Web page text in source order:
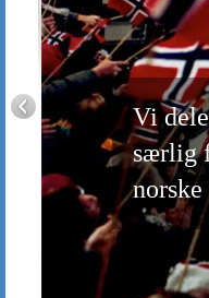
Vi
særlig